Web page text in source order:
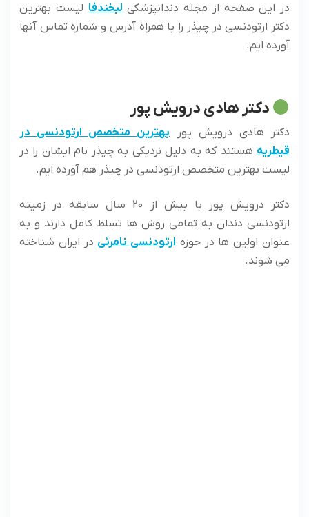
در این صفحه از مجله دندانپزشکی لبخندفا لیست بهترین
دکتر ارتودنسی در چیذر را با همراه آدرس و شماره تماس آنها
آورده ایم.
دکتر هادی درویش پور
دکتر هادی درویش پوربهترین متخصص ارتودنسی در
قیطریه هستند که به دلیل نزدیکی به چیذر نام ایشان را در
لیست بهترین متخصص ارتودنسی در چیذر هم آورده ایم.
دکتر درویش پور با بیش از 20 سال سابقه در زمینه
ارتودنسی دندان به تمامی روش ها تسلط کامل دارند و به
عنوان اولین ها در حوزهارتودنسی نامرئی در ایران شناخته
می شوند.